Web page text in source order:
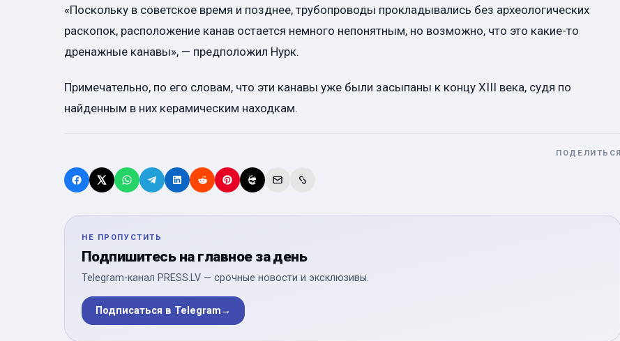
«Поскольку в советское время и позднее, трубопроводы прокладывались без археологических
раскопок, расположение канав остается немного непонятным, но возможно, что это какие-то
дренажные канавы», — предположил Нурк.
Примечательно, по его словам, что эти канавы уже были засыпаны к концу XIII века, судя по
найденным в них керамическим находкам.
ПОДЕЛИТЬСЯ
НЕ ПРОПУСТИТЬ
Подпишитесь на главное за день
Telegram-канал PRESS.LV — срочные новости и эксклюзивы.
Подписаться в Telegram→